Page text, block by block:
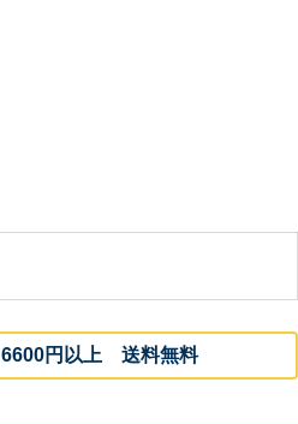
6600円以上 送料無料